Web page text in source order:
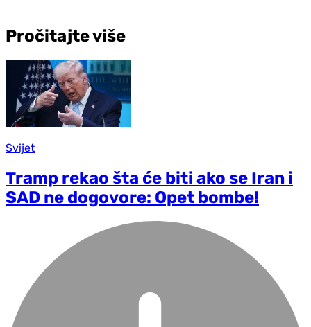
Pročitajte više
Svijet
Tramp rekao šta će biti ako se Iran i
SAD ne dogovore: Opet bombe!